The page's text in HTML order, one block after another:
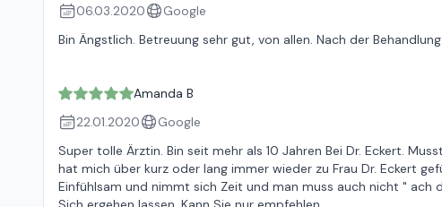
06.03.2020
Google
Bin Ängstlich. Betreuung sehr gut, von allen. Nach der
Amanda B
22.01.2020
Google
Super tolle Ärztin. Bin seit mehr als 10 Jahren Bei Dr. Eckert.
hat mich über kurz oder lang immer wieder zu Frau Dr. Eckert
Einfühlsam und nimmt sich Zeit und man muss auch nicht " ach